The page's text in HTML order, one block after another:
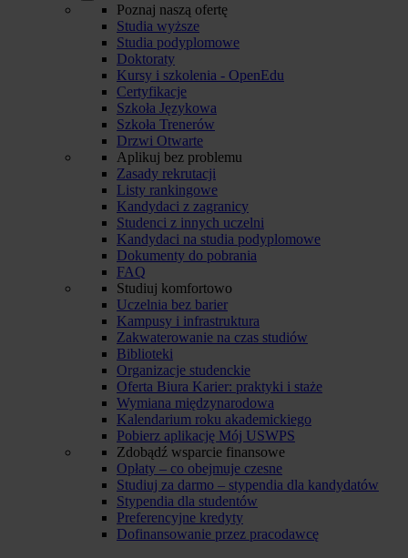
Poznaj naszą ofertę
Studia wyższe
Studia podyplomowe
Doktoraty
Kursy i szkolenia - OpenEdu
Certyfikacje
Szkoła Językowa
Szkoła Trenerów
Drzwi Otwarte
Aplikuj bez problemu
Zasady rekrutacji
Listy rankingowe
Kandydaci z zagranicy
Studenci z innych uczelni
Kandydaci na studia podyplomowe
Dokumenty do pobrania
FAQ
Studiuj komfortowo
Uczelnia bez barier
Kampusy i infrastruktura
Zakwaterowanie na czas studiów
Biblioteki
Organizacje studenckie
Oferta Biura Karier: praktyki i staże
Wymiana międzynarodowa
Kalendarium roku akademickiego
Pobierz aplikację Mój USWPS
Zdobądź wsparcie finansowe
Opłaty – co obejmuje czesne
Studiuj za darmo – stypendia dla kandydatów
Stypendia dla studentów
Preferencyjne kredyty
Dofinansowanie przez pracodawcę